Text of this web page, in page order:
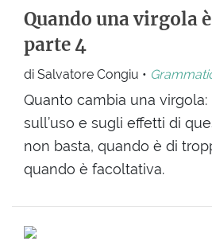
Quando una virgola
parte 4
di Salvatore Congiu •
Quanto cambia una
sull’uso e sugli effetti di
non basta, quando è di
quando è facoltativa.